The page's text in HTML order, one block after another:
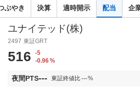
索
ぶやき 決算 適時開示 配当 企
ユナイテッド(株)
2497 東証GRT
516
-5
-0.96%
夜間PTS--- 東証終値比---%